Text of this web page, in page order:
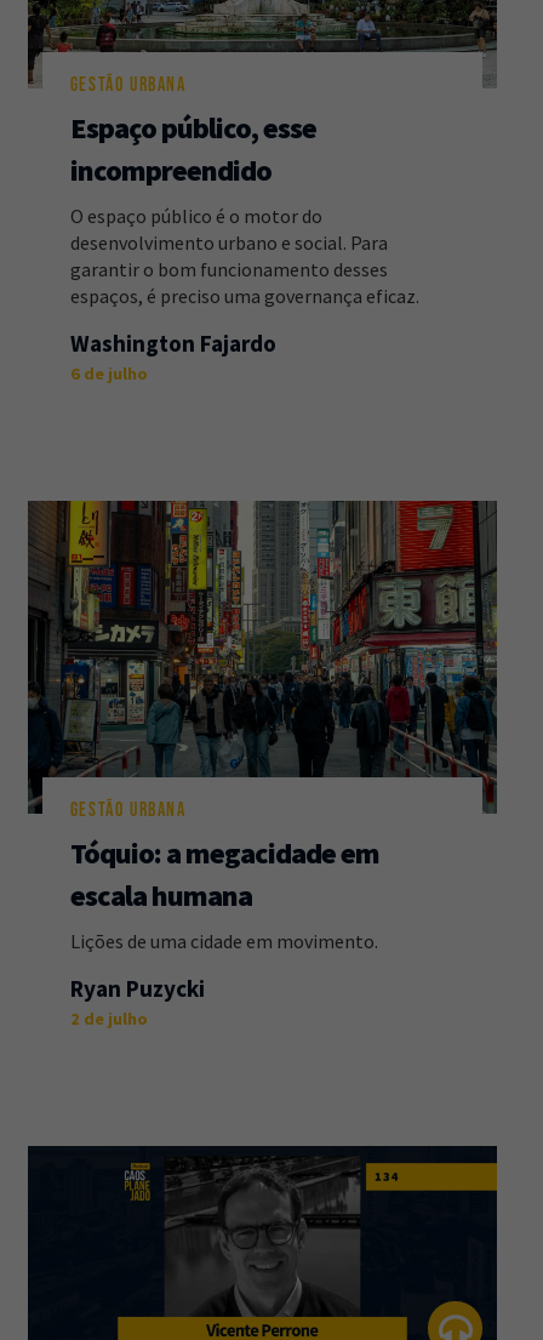
GESTÃO URBANA
Espaço público, esse
incompreendido
O espaço público é o motor do
desenvolvimento urbano e social. Para
garantir o bom funcionamento desses
espaços, é preciso uma governança eficaz.
Washington Fajardo
6 de julho
GESTÃO URBANA
Tóquio: a megacidade em
escala humana
Lições de uma cidade em movimento.
Ryan Puzycki
2 de julho